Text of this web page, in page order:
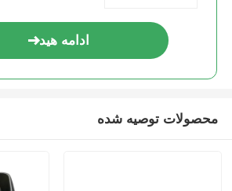
کلید هوشمند KEYDIY ادامه هید
محصولات توصیه شده